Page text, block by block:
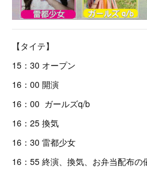
【タイテ】
15：30 オープン
16：00 開演
16：00 ガールズq/b
16：25 換気
16：30 雷都少女
16：55 終演、換気、お弁当配布の